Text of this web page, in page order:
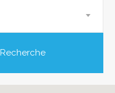
Recherche